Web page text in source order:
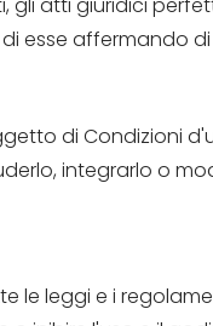
gli atti giuridici
esse affermando
di Condizioni
integrarlo o
leggi e i